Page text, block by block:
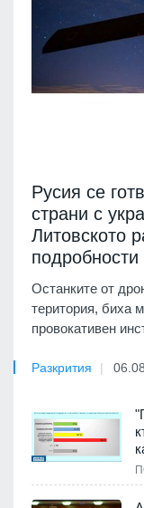
Русия се
страни с
Литовското
подробности
Останките от
територия, биха
провокативен
Разкрития